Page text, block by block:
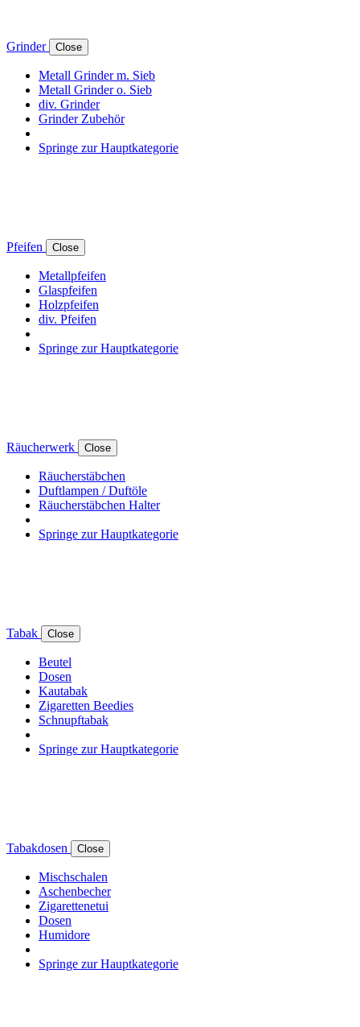
Grinder Close
Metall Grinder m. Sieb
Metall Grinder o. Sieb
div. Grinder
Grinder Zubehör
Springe zur Hauptkategorie
Pfeifen Close
Metallpfeifen
Glaspfeifen
Holzpfeifen
div. Pfeifen
Springe zur Hauptkategorie
Räucherwerk Close
Räucherstäbchen
Duftlampen / Duftöle
Räucherstäbchen Halter
Springe zur Hauptkategorie
Tabak Close
Beutel
Dosen
Kautabak
Zigaretten Beedies
Schnupftabak
Springe zur Hauptkategorie
Tabakdosen Close
Mischschalen
Aschenbecher
Zigarettenetui
Dosen
Humidore
Springe zur Hauptkategorie